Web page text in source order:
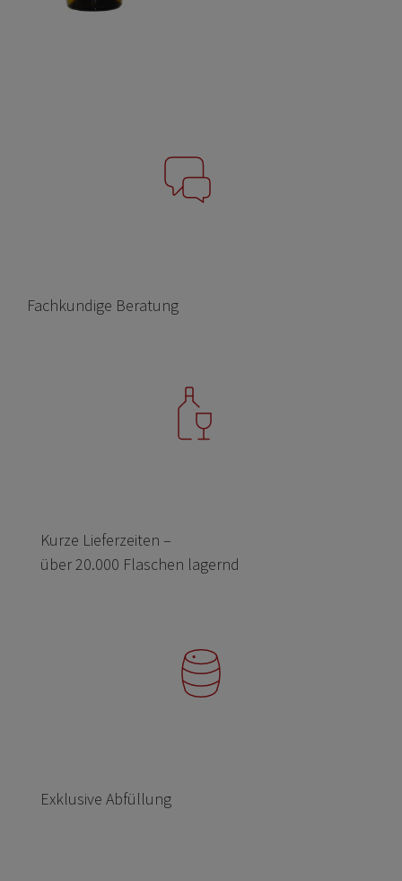
Fachkundige Beratung
Kurze Lieferzeiten –
über 20.000 Flaschen lagernd
Exklusive Abfüllung